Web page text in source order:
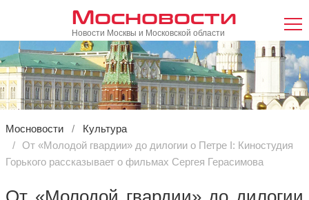
Мосновости
Новости Москвы и Московской области
Мосновости
Культура
От «Молодой гвардии» до дилогии о Петре I: Киностудия
Горького рассказывает о фильмах Сергея Герасимова